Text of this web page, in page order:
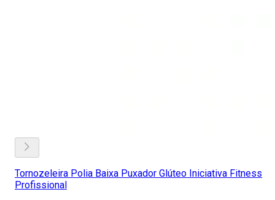
Tornozeleira Polia Baixa Puxador Glúteo Iniciativa Fitness
Profissional